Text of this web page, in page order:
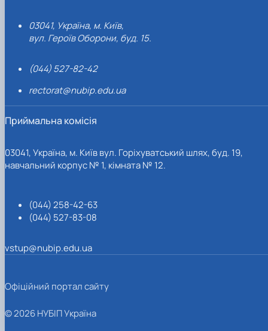
03041, Україна, м. Київ,
вул. Героїв Оборони, буд. 15.
(044) 527-82-42
rectorat@nubip.edu.ua
Приймальна комісія
03041, Україна, м. Київ вул. Горіхуватський шлях, буд. 19,
навчальний корпус № 1, кімната № 12.
(044) 258-42-63
(044) 527-83-08
vstup@nubip.edu.ua
Офіційний портал сайту
© 2026 НУБІП Україна